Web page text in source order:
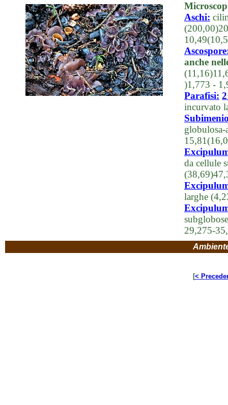
Aschi:
anche
)1,773 -
Parafisi:
incurvato
da cellule
larghe
29,275-
[<